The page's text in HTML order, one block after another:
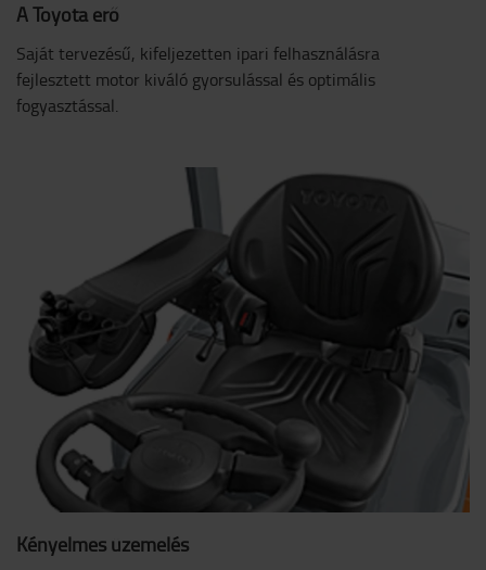
A Toyota erő
Saját tervezésű, kifeljezetten ipari felhasználásra
fejlesztett motor kiváló gyorsulással és optimális
fogyasztással.
Kényelmes üzemelés